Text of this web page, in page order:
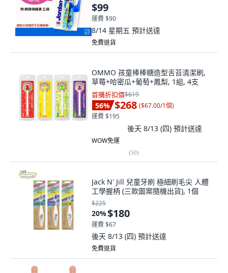
$99
運費 $90
8/14 星期五 預計送達
免費退貨
OMMO 孩童棒棒糖造型舌苔清潔刷,
草莓+哈密瓜+葡萄+鳳梨, 1組, 4支
首購折扣價$619
56% $268 ($67.00/1個)
運費 $195
後天 8/13 (四) 預計送達
WOW免運
(50)
Jack N' Jill 兒童牙刷 極細刷毛尖 人體
工學握柄 (三款圖案隨機出貨), 1個
$225
20%$180
運費 $67
後天 8/13 (四) 預計送達
免費退貨